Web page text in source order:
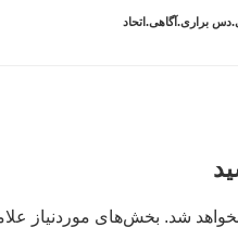
براری.آگاهی.اتحاد
شد. بخش‌های موردنیاز